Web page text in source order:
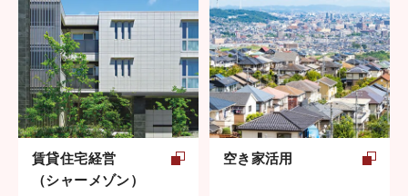
賃貸住宅経営
（シャーメゾン）
空き家活用